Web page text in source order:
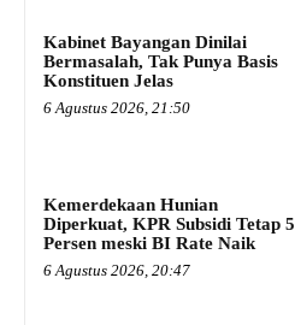
Kabinet Bayangan Dinilai
Bermasalah, Tak Punya Basis
Konstituen Jelas
6 Agustus 2026, 21:50
Kemerdekaan Hunian
Diperkuat, KPR Subsidi Tetap 5
Persen meski BI Rate Naik
6 Agustus 2026, 20:47